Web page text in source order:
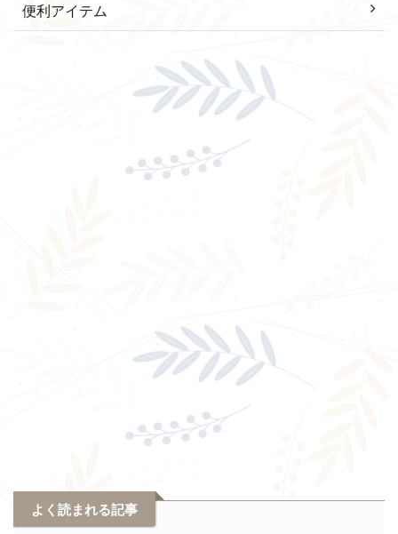
便利アイテム
よく読まれる記事